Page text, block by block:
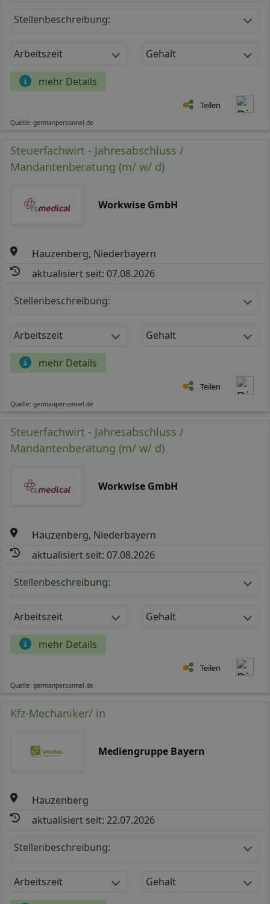
Stellenbeschreibung:
Arbeitszeit Gehalt
mehr Details
Teilen
Quelle: germanpersonnel.de
Steuerfachwirt - Jahresabschluss /
Mandantenberatung (m/ w/ d)
Workwise GmbH
Hauzenberg, Niederbayern
aktualisiert seit: 07.08.2026
Stellenbeschreibung:
Arbeitszeit Gehalt
mehr Details
Teilen
Quelle: germanpersonnel.de
Steuerfachwirt - Jahresabschluss /
Mandantenberatung (m/ w/ d)
Workwise GmbH
Hauzenberg, Niederbayern
aktualisiert seit: 07.08.2026
Stellenbeschreibung:
Arbeitszeit Gehalt
mehr Details
Teilen
Quelle: germanpersonnel.de
Kfz-Mechaniker/ in
Mediengruppe Bayern
Hauzenberg
aktualisiert seit: 22.07.2026
Stellenbeschreibung:
Arbeitszeit Gehalt